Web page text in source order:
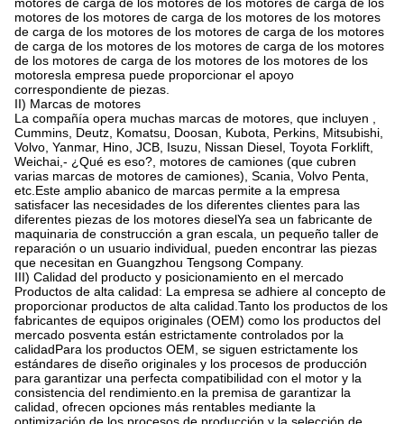
motores de los motores de carga de los motores de los motores
de carga de los motores de los motores de carga de los motores
de carga de los motores de los motores de carga de los motores
de los motores de carga de los motores de los motores de los
motoresla empresa puede proporcionar el apoyo
correspondiente de piezas.
II) Marcas de motores
La compañía opera muchas marcas de motores, que incluyen ,
Cummins, Deutz, Komatsu, Doosan, Kubota, Perkins, Mitsubishi,
Volvo, Yanmar, Hino, JCB, Isuzu, Nissan Diesel, Toyota Forklift,
Weichai,- ¿Qué es eso?, motores de camiones (que cubren
varias marcas de motores de camiones), Scania, Volvo Penta,
etc.Este amplio abanico de marcas permite a la empresa
satisfacer las necesidades de los diferentes clientes para las
diferentes piezas de los motores dieselYa sea un fabricante de
maquinaria de construcción a gran escala, un pequeño taller de
reparación o un usuario individual, pueden encontrar las piezas
que necesitan en Guangzhou Tengsong Company.
III) Calidad del producto y posicionamiento en el mercado
Productos de alta calidad: La empresa se adhiere al concepto de
proporcionar productos de alta calidad.Tanto los productos de los
fabricantes de equipos originales (OEM) como los productos del
mercado posventa están estrictamente controlados por la
calidadPara los productos OEM, se siguen estrictamente los
estándares de diseño originales y los procesos de producción
para garantizar una perfecta compatibilidad con el motor y la
consistencia del rendimiento.en la premisa de garantizar la
calidad, ofrecen opciones más rentables mediante la